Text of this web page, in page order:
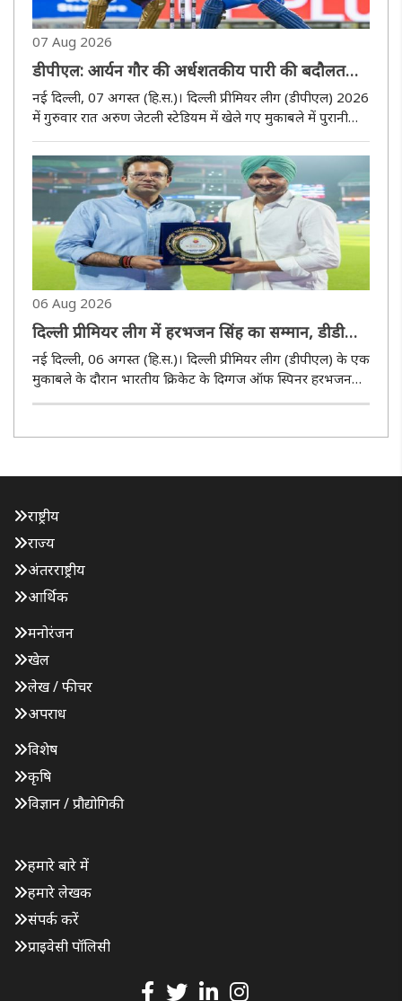
07 Aug 2026
डीपीएल: आर्यन गौर की अर्धशतकीय पारी की बदौलत
पुरानी दिल्ली 6 ने दर्ज की शानदार जीत
नई दिल्ली, 07 अगस्त (हि.स.)। दिल्ली प्रीमियर लीग (डीपीएल) 2026
में गुरुवार रात अरुण जेटली स्टेडियम में खेले गए मुकाबले में पुरानी
दिल्ली 6 ने न्यू दिल्ली टाइगर्स को 27 रन से हराकर शानदार जीत दर्ज
की। टीम की जीत में सलामी बल्लेबाज आर्यन गौर की ..
06 Aug 2026
दिल्ली प्रीमियर लीग में हरभजन सिंह का सम्मान, डीडीसीए
अध्यक्ष रोहन जेटली ने किया अभिनंदन
नई दिल्ली, 06 अगस्त (हि.स.)। दिल्ली प्रीमियर लीग (डीपीएल) के एक
मुकाबले के दौरान भारतीय क्रिकेट के दिग्गज ऑफ स्पिनर हरभजन
सिंह का विशेष सम्मान किया गया। दिल्ली एवं जिला क्रिकेट संघ
राष्ट्रीय
राज्य
अंतरराष्ट्रीय
आर्थिक
मनोरंजन
खेल
लेख / फीचर
अपराध
विशेष
कृषि
विज्ञान / प्रौद्योगिकी
हमारे बारे में
हमारे लेखक
संपर्क करें
प्राइवेसी पॉलिसी